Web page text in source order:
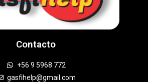
Contacto
+56 9 5968 772
gasfihelp@gmail.com